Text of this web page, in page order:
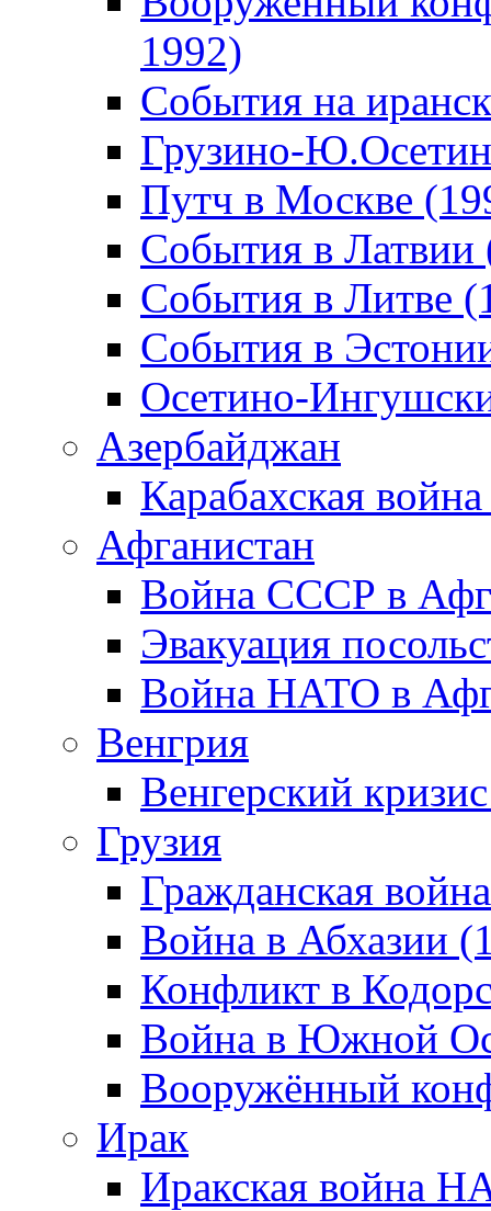
1992)
События на
Грузино-
Путч в Москве
События в Латвии
События в Литве
События в
Осетино-
Азербайджан
Карабахская
Афганистан
Война СССР в
Эвакуация
Война НАТО в
Венгрия
Венгерский
Грузия
Гражданская
Война в Абхазии
Конфликт в
Война в Южной
Вооружённый
Ирак
Иракская война